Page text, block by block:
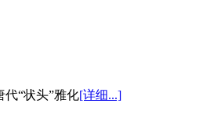
代“状头”雅化[详细...]